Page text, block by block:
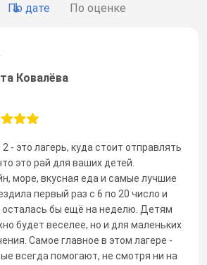
По дате По оценке
Ковалёва
- это лагерь, куда стоит отправлять
это рай для ваших детей.
море, вкусная еда и самые лучшие
первый раз с 6 по 20 число и
осталась бы ещё на неделю. Детям
будет веселее, но и для маленьких
Самое главное в этом лагере -
всегда помогают, не смотря ни на